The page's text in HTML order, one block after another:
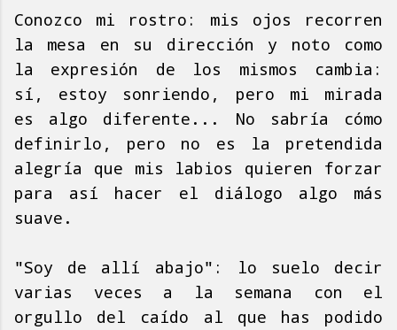
Conozco mi rostro: mis ojos recorren
la mesa en su dirección y noto como
la expresión de los mismos cambia:
sí, estoy sonriendo, pero mi mirada
es algo diferente... No sabría cómo
definirlo, pero no es la pretendida
alegría que mis labios quieren forzar
para así hacer el diálogo algo más
suave.
"Soy de allí abajo": lo suelo decir
varias veces a la semana con el
orgullo del caído al que has podido